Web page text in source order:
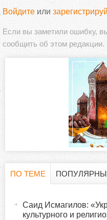
Войдите или
Если вы заметили ошибку,
сообщить об этом редакции.
ПО ТЕМЕ
Саид Исмагилов:
культурного и